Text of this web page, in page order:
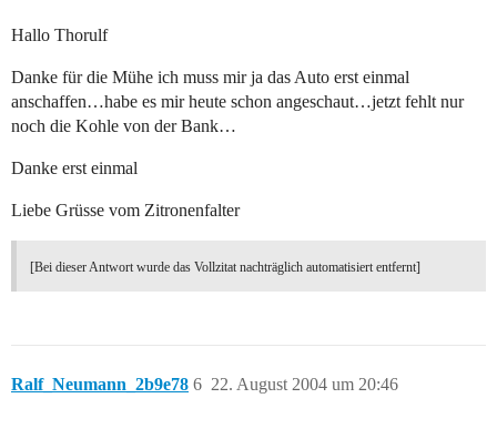
Hallo Thorulf
Danke für die Mühe ich muss mir ja das Auto erst einmal
anschaffen…habe es mir heute schon angeschaut…jetzt fehlt nur
noch die Kohle von der Bank…
Danke erst einmal
Liebe Grüsse vom Zitronenfalter
[Bei dieser Antwort wurde das Vollzitat nachträglich automatisiert entfernt]
Ralf_Neumann_2b9e78 22. August 2004 um 20:46
6